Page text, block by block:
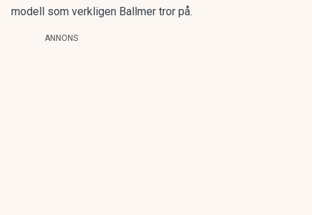
modell som verkligen Ballmer tror på.
ANNONS